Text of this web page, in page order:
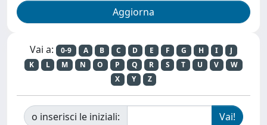
Vai a: 0-9 A B C D E F G H I
J
K
L M N O P Q R S T U V
W
X
Y Z
o inserisci le iniziali: